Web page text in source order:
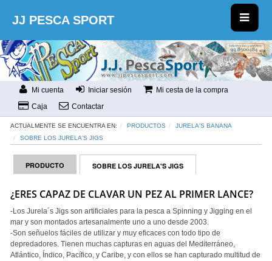
JJ PESCA SPORT
Mi cuenta Iniciar sesión
Mi cesta de la compra
Caja
Contactar
ACTUALMENTE SE ENCUENTRA EN: PRODUCTOS
JURELA'S BANANA
SOBRE LOS JURELA'S JIGS
PRODUCTO SOBRE LOS JURELA'S JIGS
¿ERES CAPAZ DE CLAVAR UN PEZ AL PRIMER LANCE?
-Los Jurela´s Jigs son artificiales para la pesca a Spinning y Jigging en el
mar y son montados artesanalmente uno a uno desde 2003.
-Son señuelos fáciles de utilizar y muy eficaces con todo tipo de
depredadores. Tienen muchas capturas en aguas del Mediterráneo,
Atlántico, Índico, Pacífico, y Caribe, y con ellos se han capturado multitud de